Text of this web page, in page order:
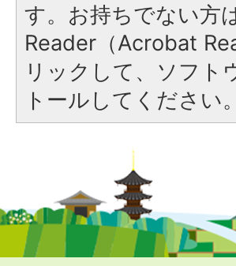
す。お持ちでない方
Reader（Acrobat
リックして、ソフト
トールしてください。